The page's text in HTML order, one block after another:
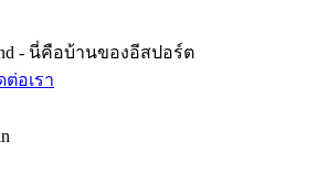
- นี่คือบ้านของอีสปอร์ต
ต่อเรา